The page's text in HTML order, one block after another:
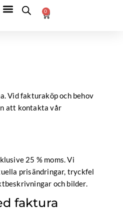
0
Varukorg
. Vid fakturaköp och behov
att kontakta vår
25 % moms. Vi
prisändringar, tryckfel
och bilder.
faktura